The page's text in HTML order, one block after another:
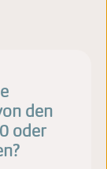
den
oder